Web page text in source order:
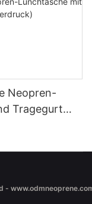
Neopren-
Tragegurt